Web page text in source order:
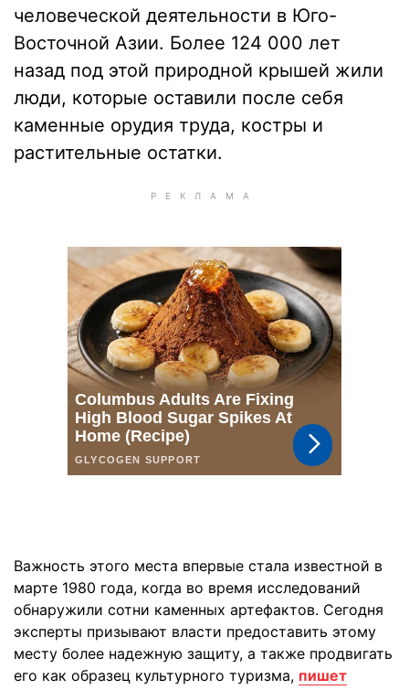
человеческой деятельности в Юго-
Восточной Азии. Более 124 000 лет
назад под этой природной крышей жили
люди, которые оставили после себя
каменные орудия труда, костры и
растительные остатки.
Важность этого места впервые стала известной в
марте 1980 года, когда во время исследований
обнаружили сотни каменных артефактов. Сегодня
эксперты призывают власти предоставить этому
месту более надежную защиту, а также продвигать
его как образец культурного туризма, пишет